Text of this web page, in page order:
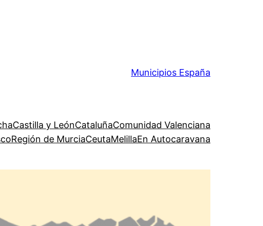
Municipios España
Castilla y LeónCataluñaComunidad Valenciana
Región de MurciaCeutaMelillaEn Autocaravana